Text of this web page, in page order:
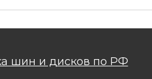
шин и дисков по РФ